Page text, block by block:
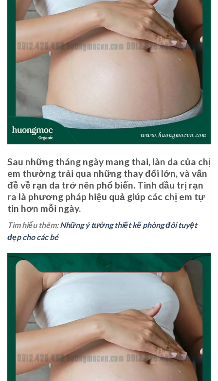
Sau những tháng ngày mang thai, làn da của chị
em thường trải qua những thay đổi lớn, và vấn
đề về rạn da trở nên phổ biến. Tinh dầu trị rạn
ra là phương pháp hiệu quả giúp các chị em tự
tin hơn mỗi ngày.
Tìm hiểu thêm:Những ý tưởng thiết kế phòng đôi tuyệt
đẹp cho các bé